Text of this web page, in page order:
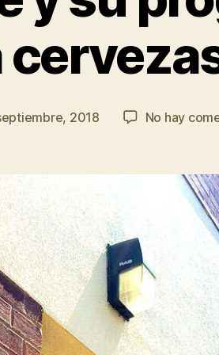
2018 No hay